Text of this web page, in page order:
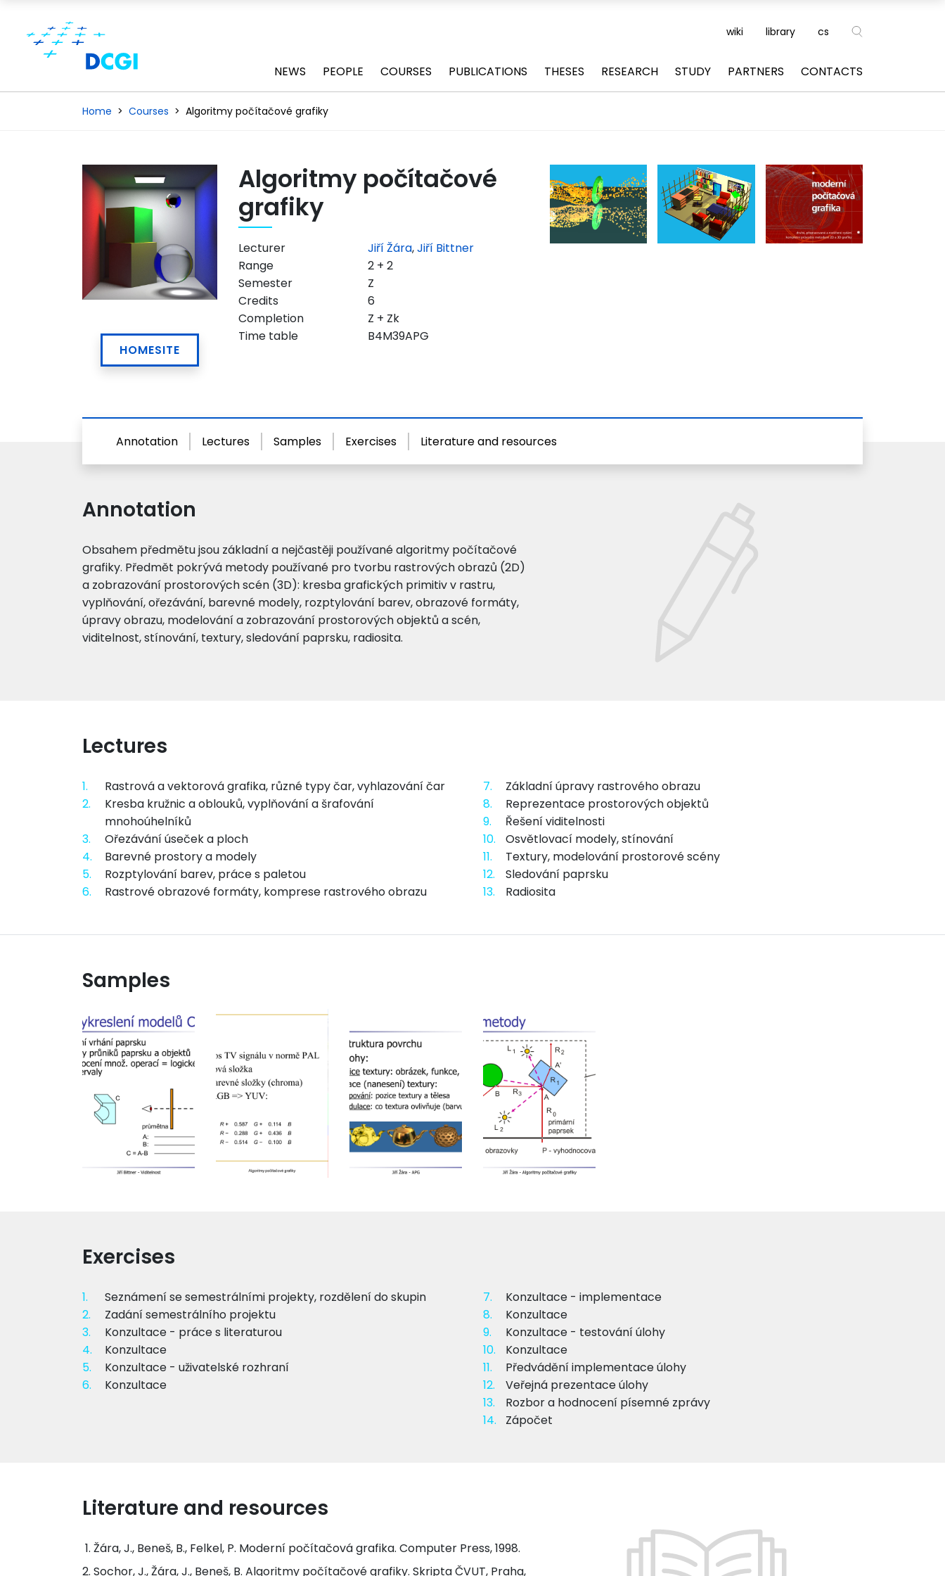
wiki library cs
NEWS PEOPLE COURSES PUBLICATIONS THESES RESEARCH STUDY PARTNERS CONTACTS
Home Courses Algoritmy počítačové grafiky
HOMESITE
Algoritmy počítačové
grafiky
Lecturer Jiří Žára,Jiří Bittner
Range
2 + 2
Semester
Z
Credits
6
Completion
Z + Zk
Time table
B4M39APG
Annotation Lectures Samples Exercises Literature and resources
Annotation
Obsahem předmětu jsou základní a nejčastěji používané algoritmy počítačové
grafiky. Předmět pokrývá metody používané pro tvorbu rastrových obrazů (2D)
a zobrazování prostorových scén (3D): kresba grafických primitiv v rastru,
vyplňování, ořezávání, barevné modely, rozptylování barev, obrazové formáty,
úpravy obrazu, modelování a zobrazování prostorových objektů a scén,
viditelnost, stínování, textury, sledování paprsku, radiosita.
Lectures
1.
Rastrová a vektorová grafika, různé typy čar, vyhlazování čar
2.
Kresba kružnic a oblouků, vyplňování a šrafování
mnohoúhelníků
3.
Ořezávání úseček a ploch
4.
Barevné prostory a modely
5.
Rozptylování barev, práce s paletou
6.
Rastrové obrazové formáty, komprese rastrového obrazu
7.
Základní úpravy rastrového obrazu
8.
Reprezentace prostorových objektů
9.
Řešení viditelnosti
10.
Osvětlovací modely, stínování
11.
Textury, modelování prostorové scény
12.
Sledování paprsku
13.
Radiosita
Samples
Exercises
1.
Seznámení se semestrálními projekty, rozdělení do skupin
2.
Zadání semestrálního projektu
3.
Konzultace - práce s literaturou
4.
Konzultace
5.
Konzultace - uživatelské rozhraní
6.
Konzultace
7.
Konzultace - implementace
8.
Konzultace
9.
Konzultace - testování úlohy
10.
Konzultace
11.
Předvádění implementace úlohy
12.
Veřejná prezentace úlohy
13.
Rozbor a hodnocení písemné zprávy
14.
Zápočet
Literature and resources
Žára, J., Beneš, B., Felkel, P. Moderní počítačová grafika. Computer Press, 1998.
Sochor, J., Žára, J., Beneš, B. Algoritmy počítačové grafiky. Skripta ČVUT, Praha,